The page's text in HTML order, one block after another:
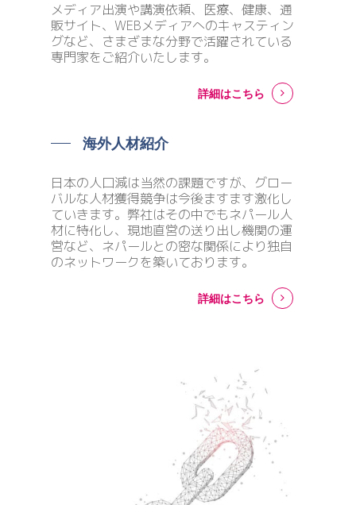
メディア出演や講演依頼、医療、健康、通
販サイト、WEBメディアへのキャスティン
グなど、さまざまな分野で活躍されている
専門家をご紹介いたします。
詳細はこちら
海外人材紹介
日本の人口減は当然の課題ですが、グロー
バルな人材獲得競争は今後ますます激化し
ていきます。弊社はその中でもネパール人
材に特化し、現地直営の送り出し機関の運
営など、ネパールとの密な関係により独自
のネットワークを築いております。
詳細はこちら